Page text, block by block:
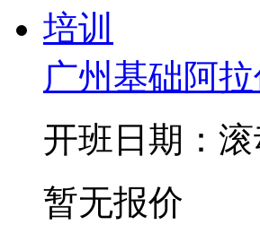
广州基础阿拉
开班日期：
暂无报价